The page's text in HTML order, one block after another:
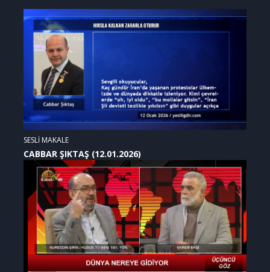
SESLİ MAKALE
CABBAR ŞIKTAŞ (12.01.2026)